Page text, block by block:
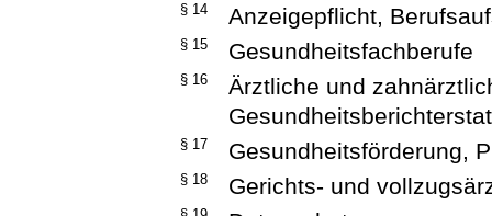
§ 14 Anzeigepflicht,
§ 15 Gesundheitsfachberufe
§ 16
Ärztliche und
§ 17 Gesundheitsförderung,
§ 18 Gerichts- und